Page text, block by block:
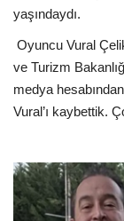
yaşındaydı.
Oyuncu Vural
ve Turizm
medya
Vural’ı kaybettik.